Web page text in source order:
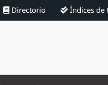
Directorio Índices de